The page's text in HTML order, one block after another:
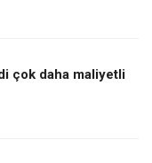
çok daha maliyetli